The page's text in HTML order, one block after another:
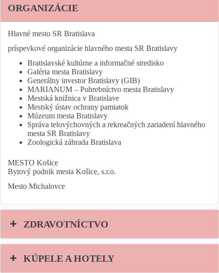
ORGANIZÁCIE
Hlavné mesto SR Bratislava
príspevkové organizácie hlavného mesta SR Bratislavy
Bratislavské kultúrne a informačné stredisko
Galéria mesta Bratislavy
Generálny investor Bratislavy (GIB)
MARIANUM – Pohrebníctvo mesta Bratislavy
Mestská knižnica v Bratislave
Mestský ústav ochrany pamiatok
Múzeum mesta Bratislavy
Správa telovýchovných a rekreačných zariadení hlavného
mesta SR Bratislavy
Zoologická záhrada Bratislava
MESTO Košice
Bytový podnik mesta Košice, s.r.o.
Mesto Michalovce
ZDRAVOTNÍCTVO
KÚPELE A HOTELY